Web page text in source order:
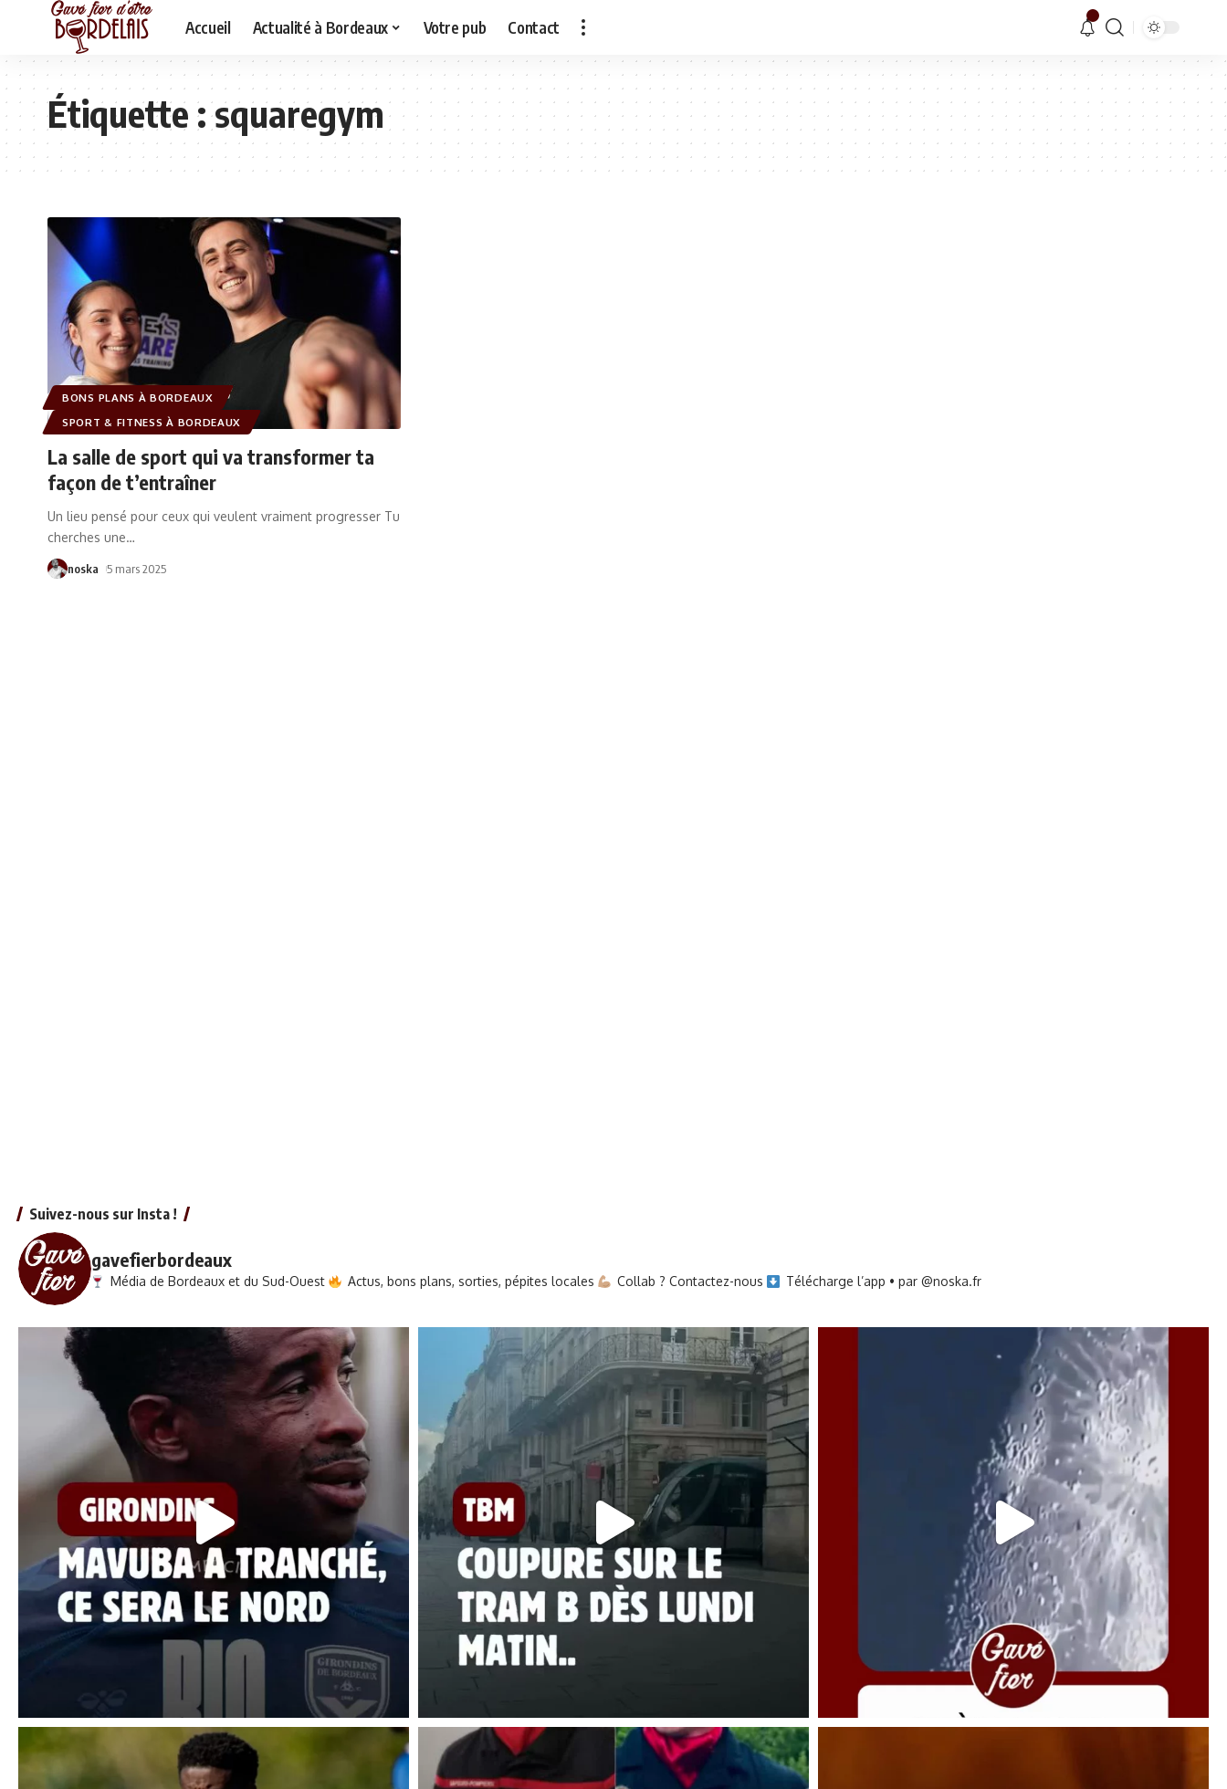
Accueil Actualité à Bordeaux Votre pub Contact
Étiquette :squaregym
BONS PLANS À BORDEAUX
SPORT & FITNESS À BORDEAUX
La salle de sport qui va transformer ta
façon de t’entraîner
Un lieu pensé pour ceux qui veulent vraiment progresser Tu
cherches une…
noska 5 mars 2025
Suivez-nous sur Insta !
gavefierbordeaux
Média de Bordeaux et du Sud-Ouest Actus, bons plans, sorties, pépites locales Collab ? Contactez-nous Télécharge l’app • par @noska.fr